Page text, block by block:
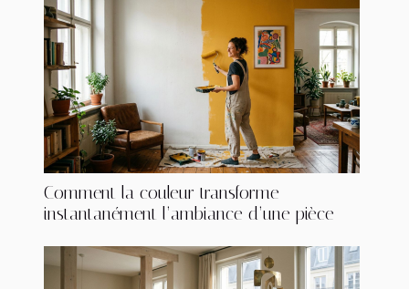
Comment la couleur transforme
instantanément l’ambiance d’une pièce